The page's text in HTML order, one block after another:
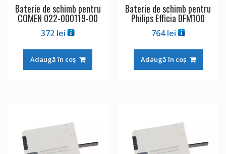
Baterie de schimb pentru
COMEN 022-000119-00
372 lei
Adaugă în coș
Baterie de schimb pentru
Philips Efficia DFM100
764lei
Adaugă în coș